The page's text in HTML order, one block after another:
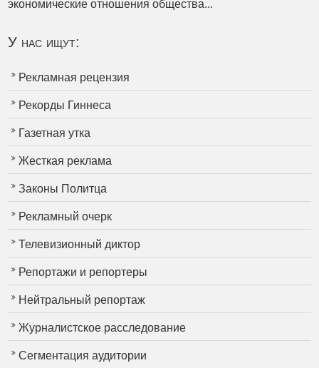
экономические отношения общества...
У нас ищут:
Рекламная рецензия
Рекорды Гиннеса
Газетная утка
Жесткая реклама
Законы Политца
Рекламный очерк
Телевизионный диктор
Репортажи и репортеры
Нейтральный репортаж
Журналистское расследование
Сегментация аудитории